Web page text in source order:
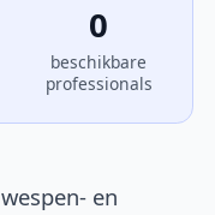
0
beschikbare
professionals
en